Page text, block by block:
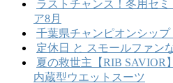
ラストチャンス！冬用セ
ア8月
千葉県チャンピオンシッ
定休日 と スモールファン
夏の救世主【RIB SAVIOR
内蔵型ウエットスーツ